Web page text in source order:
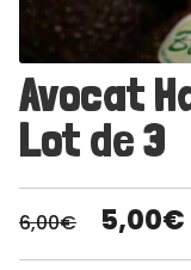
Avocat
Lot de 3
6,00€ 5,00€